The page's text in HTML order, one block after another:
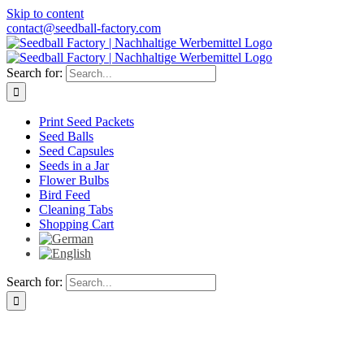
Skip to content
contact@seedball-factory.com
Search for:
Print Seed Packets
Seed Balls
Seed Capsules
Seeds in a Jar
Flower Bulbs
Bird Feed
Cleaning Tabs
Shopping Cart
Search for: